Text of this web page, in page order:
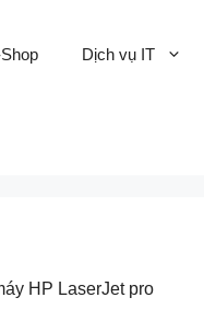
Dịch vụ IT
HP LaserJet pro